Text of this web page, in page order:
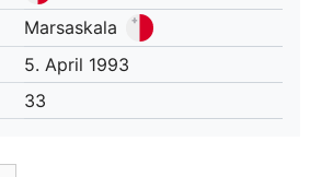
Marsaskala
5. April 1993
33